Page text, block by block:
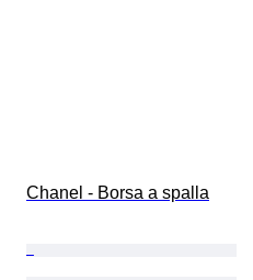
Chanel - Borsa a spalla